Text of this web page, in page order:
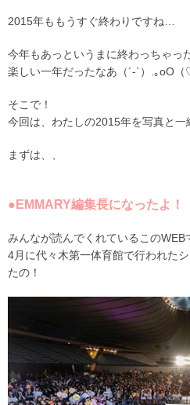
2015年ももうすぐ終わりですね…
今年もあっというまに終わっちゃっ
楽しい一年だったなあ（´-`）.｡oO
そこで！
今回は、わたしの2015年を写真と一
まずは、、
●EMMARY編集長になったよ！
みんなが読んでくれているこのWEB
4月に代々木第一体育館で行われた
たの！